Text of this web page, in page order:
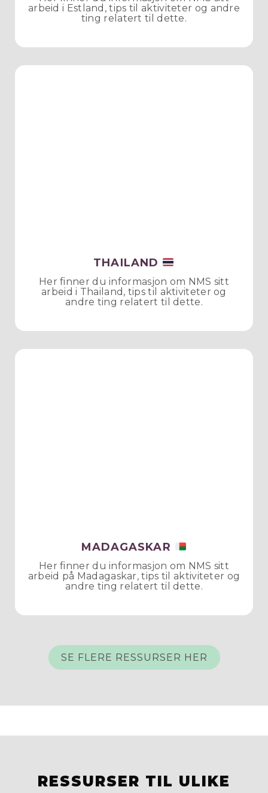
arbeid i Estland, tips til aktiviteter og andre
ting relatert til dette.
THAILAND
Her finner du informasjon om NMS sitt
arbeid i Thailand, tips til aktiviteter og
andre ting relatert til dette.
MADAGASKAR
Her finner du informasjon om NMS sitt
arbeid på Madagaskar, tips til aktiviteter og
andre ting relatert til dette.
SE FLERE RESSURSER HER
RESSURSER TIL ULIKE